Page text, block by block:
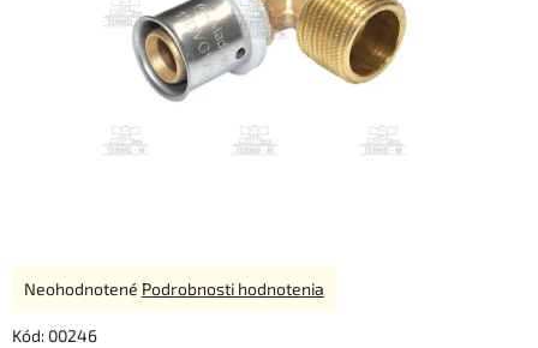
Kód: 00246
Priemerné
produktu
Neohodnotené Podrobnosti hodnotenia